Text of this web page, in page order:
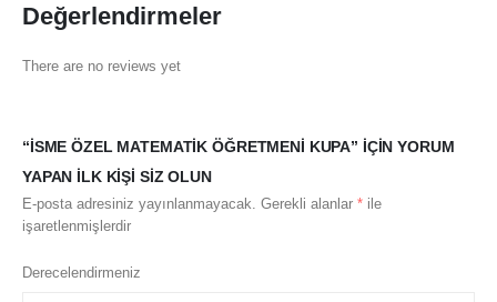
Değerlendirmeler
There are no reviews yet
“İSME ÖZEL MATEMATIK ÖĞRETMENI KUPA” IÇIN YORUM
YAPAN ILK KIŞI SIZ OLUN
E-posta adresiniz yayınlanmayacak. Gerekli alanlar * ile
işaretlenmişlerdir
Derecelendirmeniz